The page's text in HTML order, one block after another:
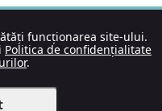
funcționarea site-ului.
Politica de confidențialitate
.